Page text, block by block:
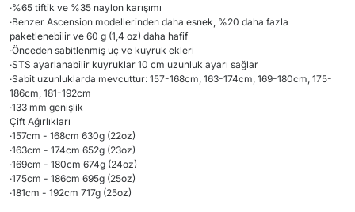
·%65 tiftik ve %35 naylon karışımı
·Benzer Ascension modellerinden daha esnek, %20 daha fazla
paketlenebilir ve 60 g (1,4 oz) daha hafif
·Önceden sabitlenmiş uç ve kuyruk ekleri
·STS ayarlanabilir kuyruklar 10 cm uzunluk ayarı sağlar
·Sabit uzunluklarda mevcuttur: 157-168cm, 163-174cm, 169-180cm, 175-
186cm, 181-192cm
·133 mm genişlik
Çift Ağırlıkları
·157cm - 168cm 630g (22oz)
·163cm - 174cm 652g (23oz)
·169cm - 180cm 674g (24oz)
·175cm - 186cm 695g (25oz)
·181cm - 192cm 717g (25oz)